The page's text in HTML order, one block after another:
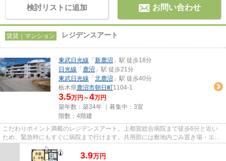
検討リストに追加 お問い合わせ
賃貸｜マンション レジデンスアート
東武日光線 「 新鹿沼 」駅 徒歩18分
日光線 「 鹿沼 」駅 徒歩21分
東武日光線 「 北鹿沼 」駅 徒歩40分
栃木県鹿沼市朝日町1104-1
3.5万円～4万円
築年数：築34年 ｜募集中： 3室
階数：4階建
こだわりポイント満載のレジデンスアート。上都賀総合病院まで徒歩6分と近い
ため、緊急時にもすぐに病院まで行けます。共用部には敷地内ごみ置き場・エレ
ベータなどが揃っております。...
3.9万円